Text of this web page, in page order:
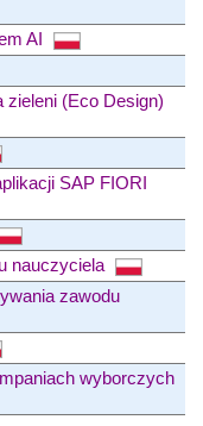
AI
zieleni (Eco Design)
SAP FIORI
nauczyciela
zawodu
wyborczych